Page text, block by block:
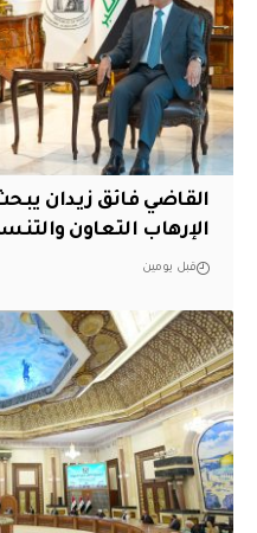
القاضي فائق زيدان
الإرهاب التعاون
قبل يومين